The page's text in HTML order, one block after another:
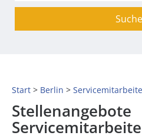
Start Berlin
Stellenangebote